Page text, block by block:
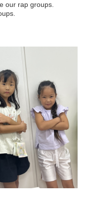
our rap groups.